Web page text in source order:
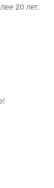
20 лет.